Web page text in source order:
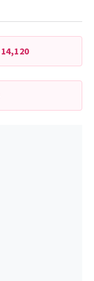
14,120